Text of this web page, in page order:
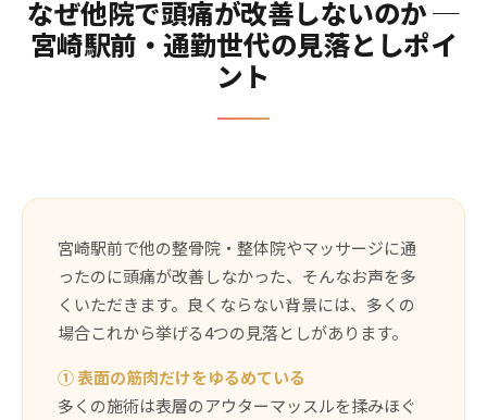
なぜ他院で頭痛が改善しないのか ─
宮崎駅前・通勤世代の見落としポイ
ント
宮崎駅前で他の整骨院・整体院やマッサージに通
ったのに頭痛が改善しなかった、そんなお声を多
くいただきます。良くならない背景には、多くの
場合これから挙げる4つの見落としがあります。
① 表面の筋肉だけをゆるめている
多くの施術は表層のアウターマッスルを揉みほぐ